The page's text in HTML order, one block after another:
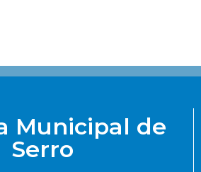
Municipal de
Serro